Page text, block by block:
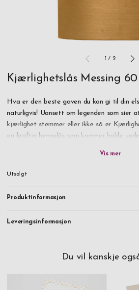
1 / 2
Kjærlighetslås Messing
Hva er den beste gaven du kan gi til din
naturligvis! Uansett om legenden som sier
kjærlighet stemmer eller ikke så er
en kraftig hengelås som kommer holde
Så graver ditt og din partners navn, velg ut
forevigende av deres forhold som
Leveres i gaveeske. Bestill i dag.
Utsolgt
Produktinformasjon
Leveringsinformasjon
Du vil kanskje